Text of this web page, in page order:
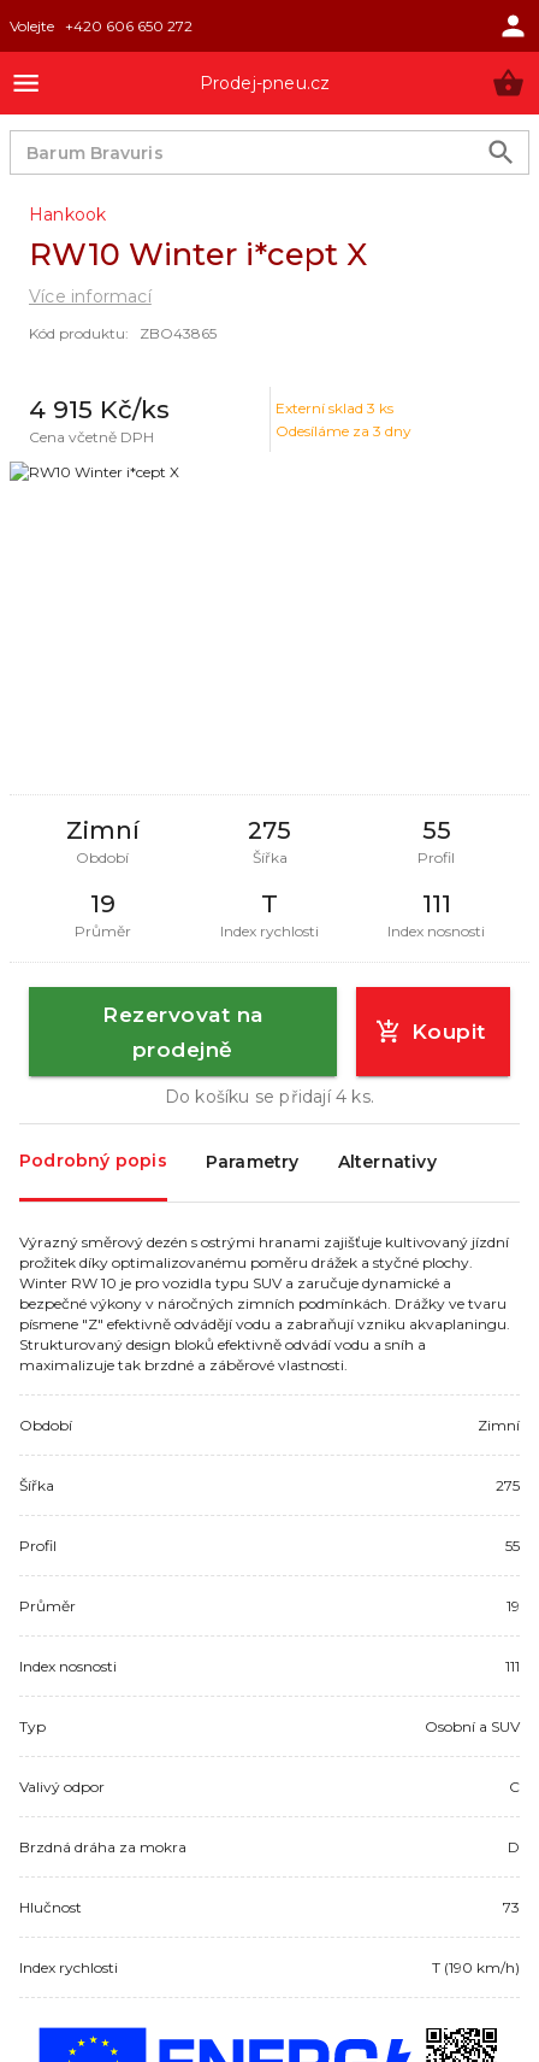
Volejte +420 606 650 272
Prodej-pneu.cz
Hankook
RW10 Winter i*cept X
Kód produktu: ZBO43865
4 915 Kč/ks
Cena včetně DPH
Externí sklad 3 ks
Odesíláme za 3 dny
Zimní
Období
275
Šířka
55
Profil
19
Průměr
T
Index rychlosti
111
Index nosnosti
Více informací
Rezervovat na
prodejně
Koupit
Do košíku se přidají4 ks.
Podrobný popis Parametry Alternativy
Výrazný směrový dezén s ostrými hranami zajišťuje kultivovaný jízdní
prožitek díky optimalizovanému poměru drážek a styčné plochy.
Winter RW 10 je pro vozidla typu SUV a zaručuje dynamické a
bezpečné výkony v náročných zimních podmínkách. Drážky ve tvaru
písmene "Z" efektivně odvádějí vodu a zabraňují vzniku akvaplaningu.
Strukturovaný design bloků efektivně odvádí vodu a sníh a
maximalizuje tak brzdné a záběrové vlastnosti.
Období Zimní
Šířka 275
Profil 55
Průměr 19
Index nosnosti 111
Typ Osobní a SUV
Valivý odpor C
Brzdná dráha za mokra D
Hlučnost 73
Index rychlosti T (190 km/h)